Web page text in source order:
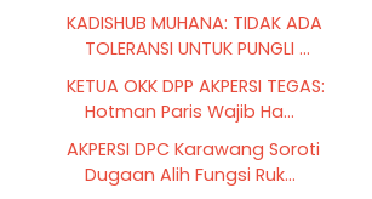
KADISHUB MUHANA: TIDAK ADA
TOLERANSI UNTUK PUNGLI ...
KETUA OKK DPP AKPERSI TEGAS:
Hotman Paris Wajib Ha...
AKPERSI DPC Karawang Soroti
Dugaan Alih Fungsi Ruk...